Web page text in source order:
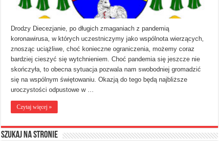
Drodzy Diecezjanie, po długich zmaganiach z pandemią
koronawirusa, w których uczestniczymy jako wspólnota wierzących,
znosząc uciążliwe, choć konieczne ograniczenia, możemy coraz
bardziej cieszyć się wytchnieniem. Choć pandemia się jeszcze nie
skończyła, to obecna sytuacja pozwala nam swobodniej gromadzić
się na wspólnym świętowaniu. Okazją do tego będą najbliższe
uroczystości odpustowe w …
Czytaj więcej »
Szukaj na stronie